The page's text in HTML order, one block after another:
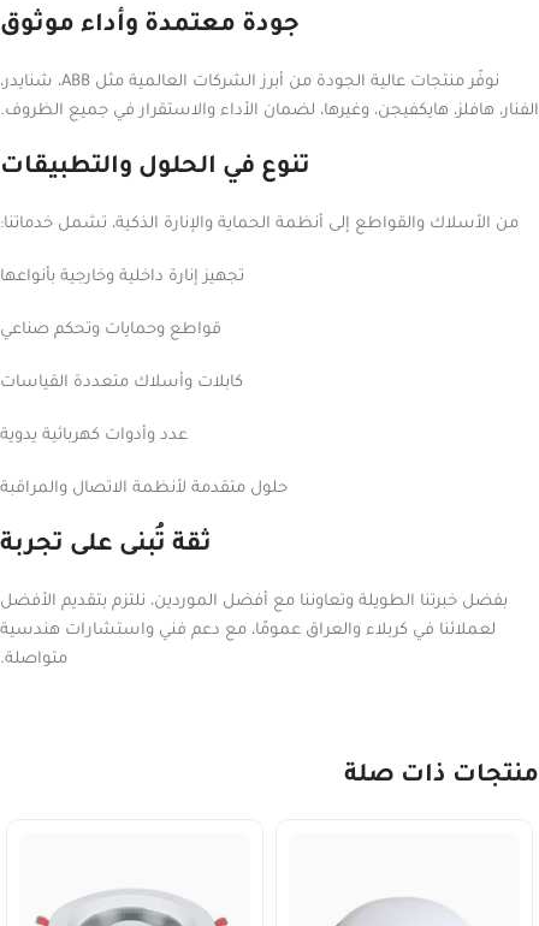
جودة معتمدة وأداء موثوق
نوفّر منتجات عالية الجودة من أبرز الشركات العالمية مثل ABB، شنايدر،
الفنار، هافلز، هايكفيجن، وغيرها، لضمان الأداء والاستقرار في جميع الظروف.
تنوع في الحلول والتطبيقات
من الأسلاك والقواطع إلى أنظمة الحماية والإنارة الذكية، تشمل خدماتنا:
تجهيز إنارة داخلية وخارجية بأنواعها
قواطع وحمايات وتحكم صناعي
كابلات وأسلاك متعددة القياسات
عدد وأدوات كهربائية يدوية
حلول متقدمة لأنظمة الاتصال والمراقبة
ثقة تُبنى على تجربة
بفضل خبرتنا الطويلة وتعاوننا مع أفضل الموردين، نلتزم بتقديم الأفضل
لعملائنا في كربلاء والعراق عمومًا، مع دعم فني واستشارات هندسية
متواصلة.
منتجات ذات صلة